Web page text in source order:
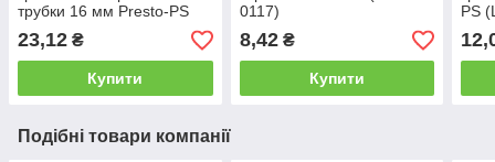
трубки 16 мм Presto-PS
(ВТ-021716)
23,12 ₴
Купити
0117)
8,42₴
Купити
PS
Подібні товари компанії